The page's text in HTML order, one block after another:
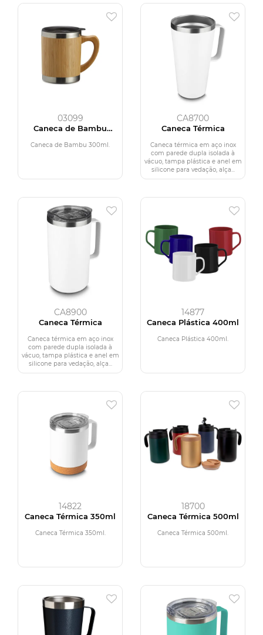
03099
Caneca de Bambu
Caneca de Bambu 300ml.
CA8700
Caneca Térmica
Caneca térmica em aço inox
com parede dupla isolada à
vácuo, tampa plástica e anel em
silicone para vedação, alça...
CA8900
Caneca Térmica
Caneca térmica em aço inox
com parede dupla isolada à
vácuo, tampa plástica e anel em
silicone para vedação, alça...
14877
Caneca Plástica 400ml
Caneca Plástica 400ml.
14822
Caneca Térmica 350ml
Caneca Térmica 350ml.
18700
Caneca Térmica 500ml
Caneca Térmica 500ml.